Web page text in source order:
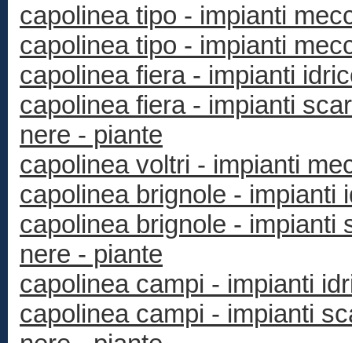
capolinea tipo - impianti
capolinea tipo - impianti
capolinea fiera - impianti
capolinea fiera - impianti
nere - piante
capolinea voltri - impianti
capolinea brignole - impianti
capolinea brignole - impianti
nere - piante
capolinea campi - impianti
capolinea campi - impianti